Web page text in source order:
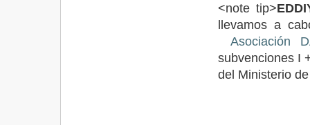
<note tip>
llevamos a
Asociación
subvenciones I
del Ministerio